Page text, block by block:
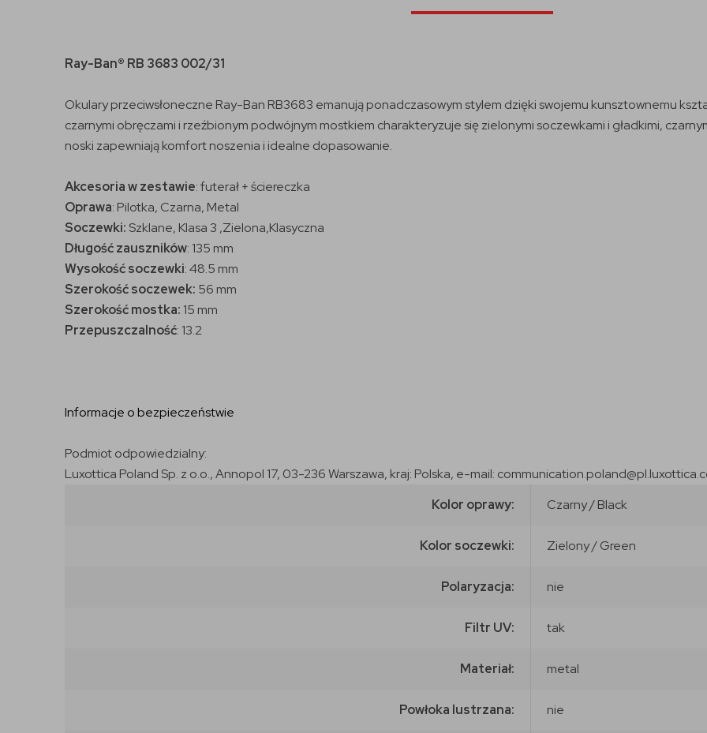
Ray-Ban® RB 3683 002/31
Okulary przeciwsłoneczne Ray-Ban RB3683 emanują ponadczasowym stylem dzięki swojemu kunsztownemu
czarnymi obręczami i rzeźbionym podwójnym mostkiem charakteryzuje się zielonymi soczewkami i gładkimi,
noski zapewniają komfort noszenia i idealne dopasowanie.
Akcesoria w zestawie: futerał + ściereczka
Oprawa: Pilotka, Czarna, Metal
Soczewki: Szklane, Klasa 3 ,Zielona,Klasyczna
Długość zauszników: 135 mm
Wysokość soczewki: 48.5 mm
Szerokość soczewek: 56 mm
Szerokość mostka: 15 mm
Przepuszczalność: 13.2
Informacje o bezpieczeństwie
Podmiot odpowiedzialny:
Luxottica Poland Sp. z o.o., Annopol 17, 03-236 Warszawa, kraj: Polska, e-mail:
Kolor oprawy:
Czarny / Black
Kolor soczewki: Zielony / Green
Polaryzacja: nie
Filtr UV: tak
Materiał: metal
Powłoka lustrzana: nie